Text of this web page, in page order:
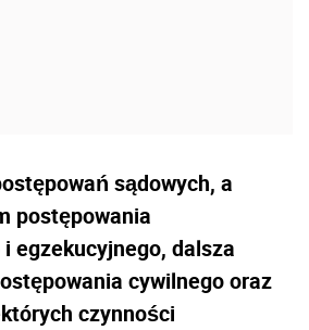
sądowych, a
postępowania
egzekucyjnego, dalsza
cywilnego oraz
czynności